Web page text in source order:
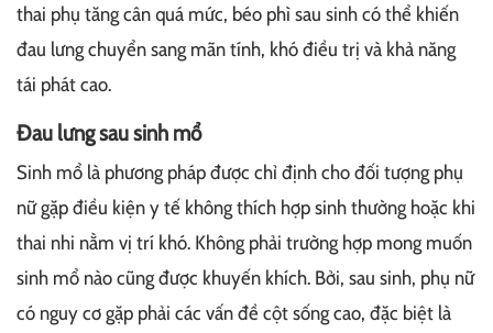
thai phụ tăng cân quá mức, béo phì sau sinh có thể khiến
đau lưng chuyển sang mãn tính, khó điều trị và khả năng
tái phát cao.
Đau lưng sau sinh mổ
Sinh mổ là phương pháp được chỉ định cho đối tượng phụ
nữ gặp điều kiện y tế không thích hợp sinh thường hoặc khi
thai nhi nằm vị trí khó. Không phải trường hợp mong muốn
sinh mổ nào cũng được khuyến khích. Bởi, sau sinh, phụ nữ
có nguy cơ gặp phải các vấn đề cột sống cao, đặc biệt là